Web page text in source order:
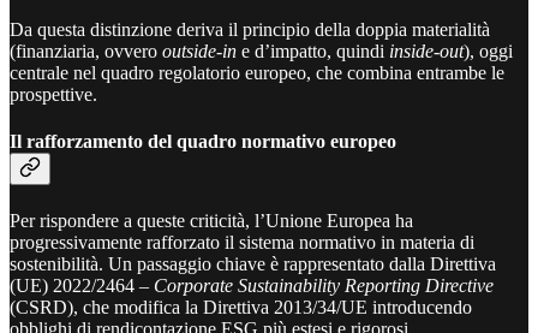
Da questa distinzione deriva il principio della doppia materialità
(finanziaria, ovvero outside-in e d’impatto, quindi inside-out), oggi
centrale nel quadro regolatorio europeo, che combina entrambe le
prospettive.
Il rafforzamento del quadro normativo europeo
Per rispondere a queste criticità, l’Unione Europea ha
progressivamente rafforzato il sistema normativo in materia di
sostenibilità. Un passaggio chiave è rappresentato dalla Direttiva
(UE) 2022/2464 – Corporate Sustainability Reporting Directive
(CSRD), che modifica la Direttiva 2013/34/UE introducendo
obblighi di rendicontazione ESG più estesi e rigorosi.